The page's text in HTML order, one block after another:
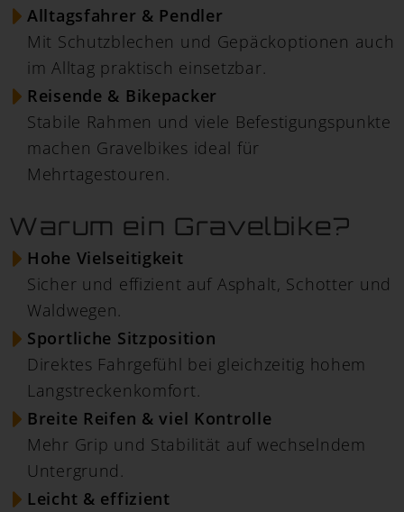
Alltagsfahrer & Pendler
Mit Schutzblechen und Gepäckoptionen auch
im Alltag praktisch einsetzbar.
Reisende & Bikepacker
Stabile Rahmen und viele Befestigungspunkte
machen Gravelbikes ideal für
Mehrtagestouren.
Warum ein Gravelbike?
Hohe Vielseitigkeit
Sicher und effizient auf Asphalt, Schotter und
Waldwegen.
Sportliche Sitzposition
Direktes Fahrgefühl bei gleichzeitig hohem
Langstreckenkomfort.
Breite Reifen & viel Kontrolle
Mehr Grip und Stabilität auf wechselndem
Untergrund.
Leicht & effizient